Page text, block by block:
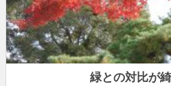
緑との対比が